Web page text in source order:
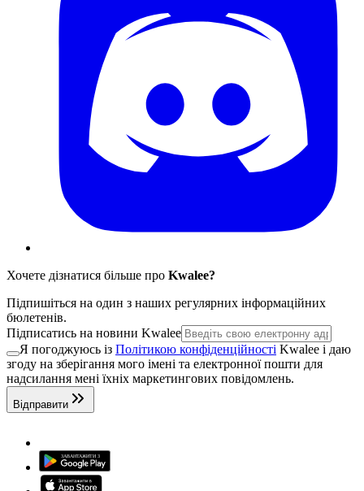
Хочете дізнатися більше про Kwalee?
Підпишіться на один з наших регулярних інформаційних
бюлетенів.
Підписатись на новини Kwalee
Я погоджуюсь із Політикою конфіденційності Kwalee і даю
згоду на зберігання мого імені та електронної пошти для
надсилання мені їхніх маркетингових повідомлень.
Відправити